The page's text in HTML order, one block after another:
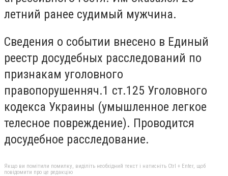
летний ранее судимый мужчина.
Сведения о событии внесено в Единый
реестр досудебных расследований по
признакам уголовного
правопорушенняч.1 ст.125 Уголовного
кодекса Украины (умышленное легкое
телесное повреждение). Проводится
досудебное расследование.
Якщо ви помітили помилку, виділіть необхідний текст і натисніть Ctrl + Enter, щоб
повідомити про це редакцію